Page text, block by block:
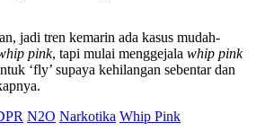
jadi tren kemarin ada kasus mudah-
pink, tapi mulai menggejala whip pink
‘fly’ supaya kehilangan sebentar dan
N2O Narkotika Whip Pink